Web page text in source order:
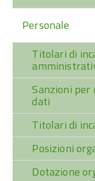
Personale
Titolari di
Sanzioni per
dati
Titolari di
Posizioni
Dotazione